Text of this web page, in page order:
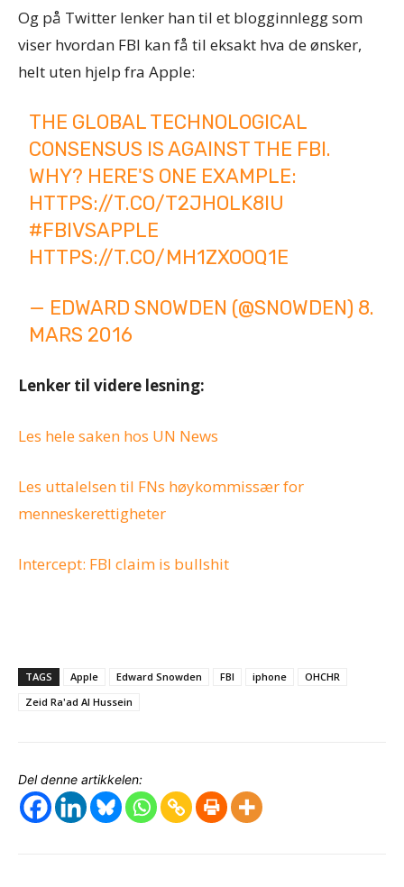
Og på Twitter lenker han til et blogginnlegg som
viser hvordan FBI kan få til eksakt hva de ønsker,
helt uten hjelp fra Apple:
THE GLOBAL TECHNOLOGICAL
CONSENSUS IS AGAINST THE FBI.
WHY? HERE'S ONE EXAMPLE:
HTTPS://T.CO/T2JHOLK8IU
#FBIVSAPPLE
HTTPS://T.CO/MH1ZXOOQ1E
— EDWARD SNOWDEN (@SNOWDEN) 8.
MARS 2016
Lenker til videre lesning:
Les hele saken hos UN News
Les uttalelsen til FNs høykommissær for
menneskerettigheter
Intercept: FBI claim is bullshit
TAGS Apple Edward Snowden FBI iphone
OHCHR
Zeid Ra'ad Al Hussein
Del denne artikkelen: